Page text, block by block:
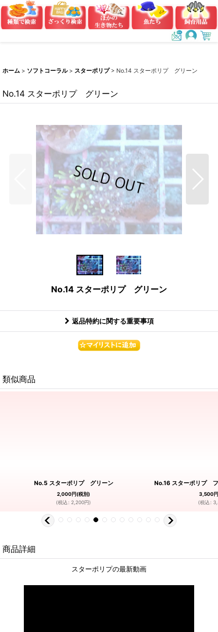
ホーム > ソフトコーラル > スターポリプ > No.14 スターポリプ グリーン
No.14 スターポリプ グリーン
No.14 スターポリプ グリーン
返品特約に関する重要事項
類似商品
No.5 スターポリプ グリーン
2,000円(税別)
(税込 : 2,200円)
No.16 スターポリプ
3,500円
(税込 :
商品詳細
スターポリプの最新動画